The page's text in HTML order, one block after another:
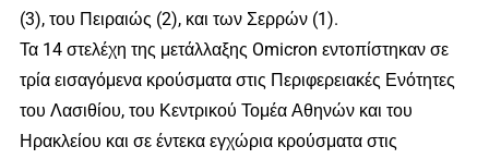
(3), του Πειραιώς (2), και των Σερρών (1).
Τα 14 στελέχη της μετάλλαξης Omicron εντοπίστηκαν σε
τρία εισαγόμενα κρούσματα στις Περιφερειακές Ενότητες
του Λασιθίου, του Κεντρικού Τομέα Αθηνών και του
Ηρακλείου και σε έντεκα εγχώρια κρούσματα στις